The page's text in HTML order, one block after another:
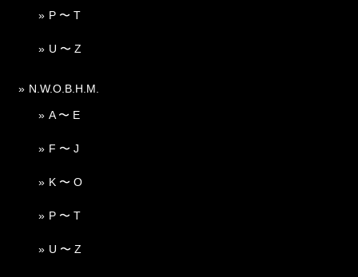
P 〜 T
U 〜 Z
N.W.O.B.H.M.
A 〜 E
F 〜 J
K 〜 O
P 〜 T
U 〜 Z